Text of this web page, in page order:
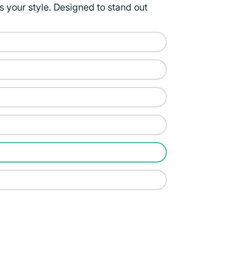
your style. Designed to stand out